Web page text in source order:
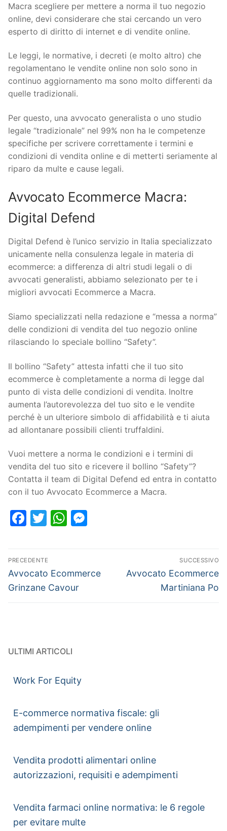
Macra scegliere per mettere a norma il tuo negozio
online, devi considerare che stai cercando un vero
esperto di diritto di internet e di vendite online.
Le leggi, le normative, i decreti (e molto altro) che
regolamentano le vendite online non solo sono in
continuo aggiornamento ma sono molto differenti da
quelle tradizionali.
Per questo, una avvocato generalista o uno studio
legale “tradizionale” nel 99% non ha le competenze
specifiche per scrivere correttamente i termini e
condizioni di vendita online e di metterti seriamente al
riparo da multe e cause legali.
Avvocato Ecommerce Macra:
Digital Defend
Digital Defend è l’unico servizio in Italia specializzato
unicamente nella consulenza legale in materia di
ecommerce: a differenza di altri studi legali o di
avvocati generalisti, abbiamo selezionato per te i
migliori avvocati Ecommerce a Macra.
Siamo specializzati nella redazione e “messa a norma”
delle condizioni di vendita del tuo negozio online
rilasciando lo speciale bollino “Safety”.
Il bollino “Safety” attesta infatti che il tuo sito
ecommerce è completamente a norma di legge dal
punto di vista delle condizioni di vendita. Inoltre
aumenta l’autorevolezza del tuo sito e le vendite
perché è un ulteriore simbolo di affidabilità e ti aiuta
ad allontanare possibili clienti truffaldini.
Vuoi mettere a norma le condizioni e i termini di
vendita del tuo sito e ricevere il bollino “Safety”?
Contatta il team di Digital Defend ed entra in contatto
con il tuo Avvocato Ecommerce a Macra.
Facebook
TwitterWhatsApp
PRECEDENTE
Avvocato Ecommerce
Grinzane Cavour
SUCCESSIVO
Avvocato Ecommerce
Martiniana Po
ULTIMI ARTICOLI
Work For Equity
E-commerce normativa fiscale: gli
adempimenti per vendere online
Vendita prodotti alimentari online
autorizzazioni, requisiti e adempimenti
Vendita farmaci online normativa: le 6 regole
per evitare multe